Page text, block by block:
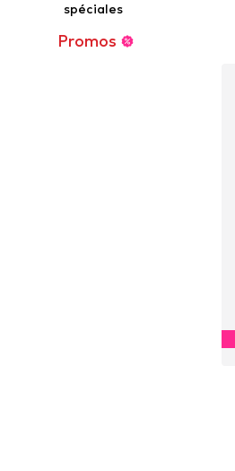
spéciales
Promos